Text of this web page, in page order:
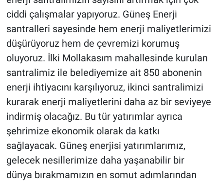
ciddi çalışmalar yapıyoruz. Güneş Enerji
santralleri sayesinde hem enerji maliyetlerimizi
düşürüyoruz hem de çevremizi korumuş
oluyoruz. İlki Mollakasım mahallesinde kurulan
santralimiz ile belediyemize ait 850 abonenin
enerji ihtiyacını karşılıyoruz, ikinci santralimizi
kurarak enerji maliyetlerini daha az bir seviyeye
indirmiş olacağız. Bu tür yatırımlar ayrıca
şehrimize ekonomik olarak da katkı
sağlayacak. Güneş enerjisi yatırımlarımız,
gelecek nesillerimize daha yaşanabilir bir
dünya bırakmamızın en somut adımlarından